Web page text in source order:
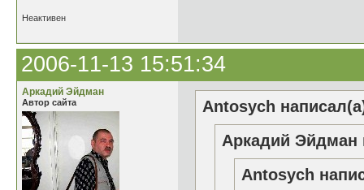
Неактивен
2006-11-13 15:51:34
Аркадий Эйдман
Автор сайта
Antosych
Аркадий Эйдман
Antosych